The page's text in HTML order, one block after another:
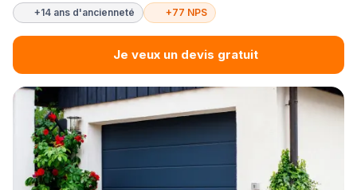
+14 ans d'ancienneté +77 NPS
Je veux un devis gratuit